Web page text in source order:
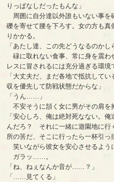
りっぱなしだったもんな」
周囲に自分達以外誰もいない事を
礫を寄せて腰を下ろす。女の方も
りかかる。
「あたし達、この先どうなるのか
碌に取れない食事、常に身を震わ
レスに冒されるには充分過ぎる環境
「大丈夫だ、まだ各地で抵抗して
収を優先して防戦状態だからな」
「うん……」
不安そうに頷く女に男がその肩を
「安心しろ、俺は絶対死なない。
んだろ？ それに一緒に遊園地に
所の筈だ、そこに行ったら一杯引っ
笑いながら彼女を安心させるよう
ガラッ……。
「ね、ねぇなんか音が……？」
「……見てくる」